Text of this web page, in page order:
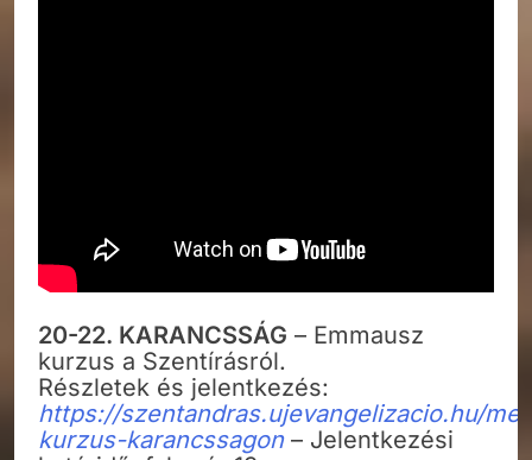
20-22. KARANCSSÁG – Emmausz
kurzus a Szentírásról.
Részletek és jelentkezés:
https://szentandras.ujevangelizacio.hu/
kurzus-karancssagon– Jelentkezési